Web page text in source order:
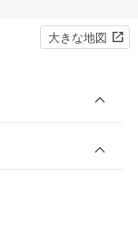
大きな地図